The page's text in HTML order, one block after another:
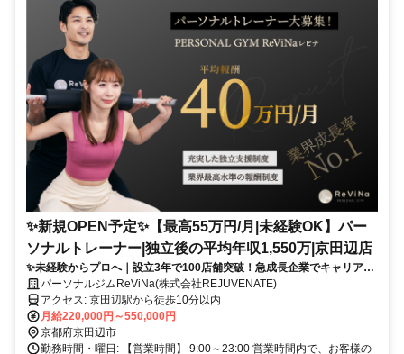
✨️新規OPEN予定✨️【最高55万円/月|未経験OK】パー
ソナルトレーナー|独立後の平均年収1,550万|京田辺店
✨未経験からプロへ｜設立3年で100店舗突破！急成長企業でキャリアア
ップパーソナルジムReViNa(株式会社REJUVENATE)
アクセス: 京田辺駅から徒歩10分以内
月給220,000円～550,000円
京都府京田辺市
勤務時間・曜日: 【営業時間】 9:00～23:00 営業時間内で、お客様の